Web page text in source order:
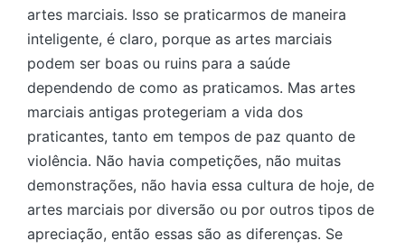
artes marciais. Isso se praticarmos de maneira
inteligente, é claro, porque as artes marciais
podem ser boas ou ruins para a saúde
dependendo de como as praticamos. Mas artes
marciais antigas protegeriam a vida dos
praticantes, tanto em tempos de paz quanto de
violência. Não havia competições, não muitas
demonstrações, não havia essa cultura de hoje, de
artes marciais por diversão ou por outros tipos de
apreciação, então essas são as diferenças. Se